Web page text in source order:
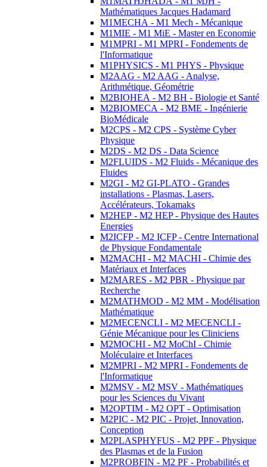
Mathématiques Jacques Hadamard
M1MECHA - M1 Mech - Mécanique
M1MIE - M1 MiE - Master en Economie
M1MPRI - M1 MPRI - Fondements de
l'Informatique
M1PHYSICS - M1 PHYS - Physique
M2AAG - M2 AAG - Analyse,
Arithmétique, Géométrie
M2BIOHEA - M2 BH - Biologie et Santé
M2BIOMECA - M2 BME - Ingénierie
BioMédicale
M2CPS - M2 CPS - Système Cyber
Physique
M2DS - M2 DS - Data Science
M2FLUIDS - M2 Fluids - Mécanique des
Fluides
M2GI - M2 GI-PLATO - Grandes
installations - Plasmas, Lasers,
Accélérateurs, Tokamaks
M2HEP - M2 HEP - Physique des Hautes
Energies
M2ICFP - M2 ICFP - Centre International
de Physique Fondamentale
M2MACHI - M2 MACHI - Chimie des
Matériaux et Interfaces
M2MARES - M2 PBR - Physique par
Recherche
M2MATHMOD - M2 MM - Modélisation
Mathématique
M2MECENCLI - M2 MECENCLI -
Génie Mécanique pour les Cliniciens
M2MOCHI - M2 MoChI - Chimie
Moléculaire et Interfaces
M2MPRI - M2 MPRI - Fondements de
l'Informatique
M2MSV - M2 MSV - Mathématiques
pour les Sciences du Vivant
M2OPTIM - M2 OPT - Optimisation
M2PIC - M2 PIC - Projet, Innovation,
Conception
M2PLASPHYFUS - M2 PPF - Physique
des Plasmas et de la Fusion
M2PROBFIN - M2 PF - Probabilités et